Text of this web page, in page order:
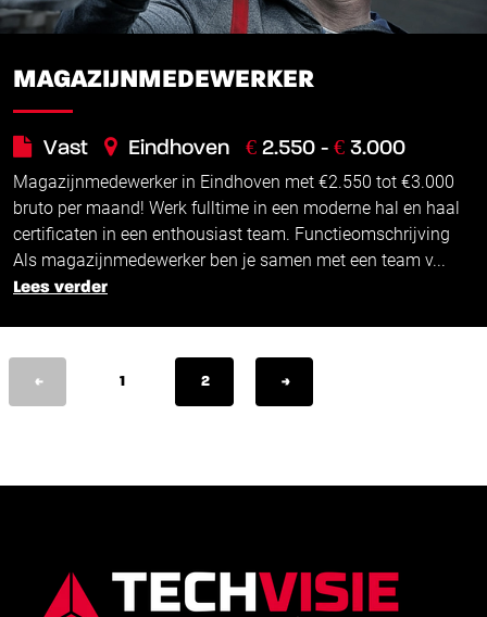
MAGAZIJNMEDEWERKER
Vast Eindhoven € 2.550 - € 3.000
Magazijnmedewerker in Eindhoven met €2.550 tot €3.000
bruto per maand! Werk fulltime in een moderne hal en haal
certificaten in een enthousiast team. Functieomschrijving
Als magazijnmedewerker ben je samen met een team v...
Lees verder
< 1 2 >